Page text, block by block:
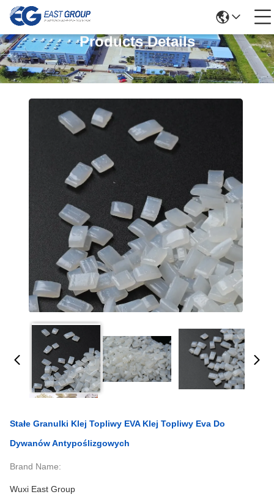
Products Details
Stałe Granulki Klej Topliwy EVA Klej Topliwy Eva Do
Dywanów Antypoślizgowych
Brand Name:
Wuxi East Group